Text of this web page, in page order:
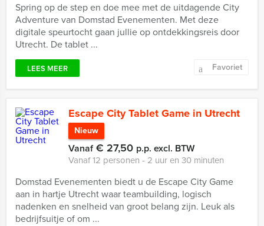
Spring op de step en doe mee met de uitdagende City
Adventure van Domstad Evenementen. Met deze
digitale speurtocht gaan jullie op ontdekkingsreis door
Utrecht. De tablet ...
LEES MEER Favoriet
Escape City Tablet Game in Utrecht
Nieuw
Vanaf€ 27,50 p.p. excl. BTW
Vanaf 12 personen ‐ 2 uur en 30 minuten
Domstad Evenementen biedt u de Escape City Game
aan in hartje Utrecht waar teambuilding, logisch
nadenken en snelheid van groot belang zijn. Leuk als
bedrijfsuitje of om ...